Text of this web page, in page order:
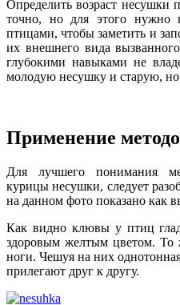
Определить возраст несушки
точно, но для этого нужно
птицами, чтобы заметить и
их внешнего вида
глубокими навыками не
молодую несушку и старую, но
Применение
Для лучшего понимания
курицы несушки, следует
на данном фото показано как
Как видно клювы у птиц
здоровым желтым цветом. То
ноги. Чешуя на них
прилегают друг к другу.